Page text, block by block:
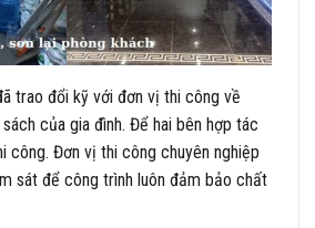
trao đổi kỹ với đơn vị thi công về
của gia đình. Để hai bên hợp tác
công. Đơn vị thi công chuyên nghiệp
sát để công trình luôn đảm bảo chất